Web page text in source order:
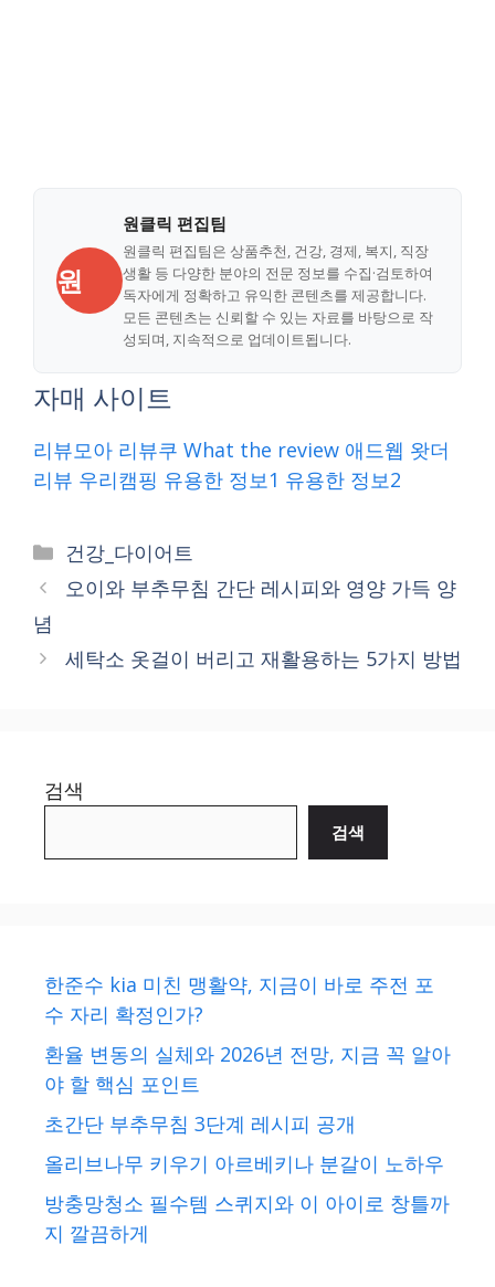
원
원클릭 편집팀
원클릭 편집팀은 상품추천, 건강, 경제, 복지, 직장
생활 등 다양한 분야의 전문 정보를 수집·검토하여
독자에게 정확하고 유익한 콘텐츠를 제공합니다.
모든 콘텐츠는 신뢰할 수 있는 자료를 바탕으로 작
성되며, 지속적으로 업데이트됩니다.
자매 사이트
리뷰모아 리뷰쿠 What the review 애드웹 왓더
리뷰 우리캠핑 유용한 정보1 유용한 정보2
Categories
건강_다이어트
오이와 부추무침 간단 레시피와 영양 가득 양
념
세탁소 옷걸이 버리고 재활용하는 5가지 방법
검색
검색
한준수 kia 미친 맹활약, 지금이 바로 주전 포
수 자리 확정인가?
환율 변동의 실체와 2026년 전망, 지금 꼭 알아
야 할 핵심 포인트
초간단 부추무침 3단계 레시피 공개
올리브나무 키우기 아르베키나 분갈이 노하우
방충망청소 필수템 스퀴지와 이 아이로 창틀까
지 깔끔하게